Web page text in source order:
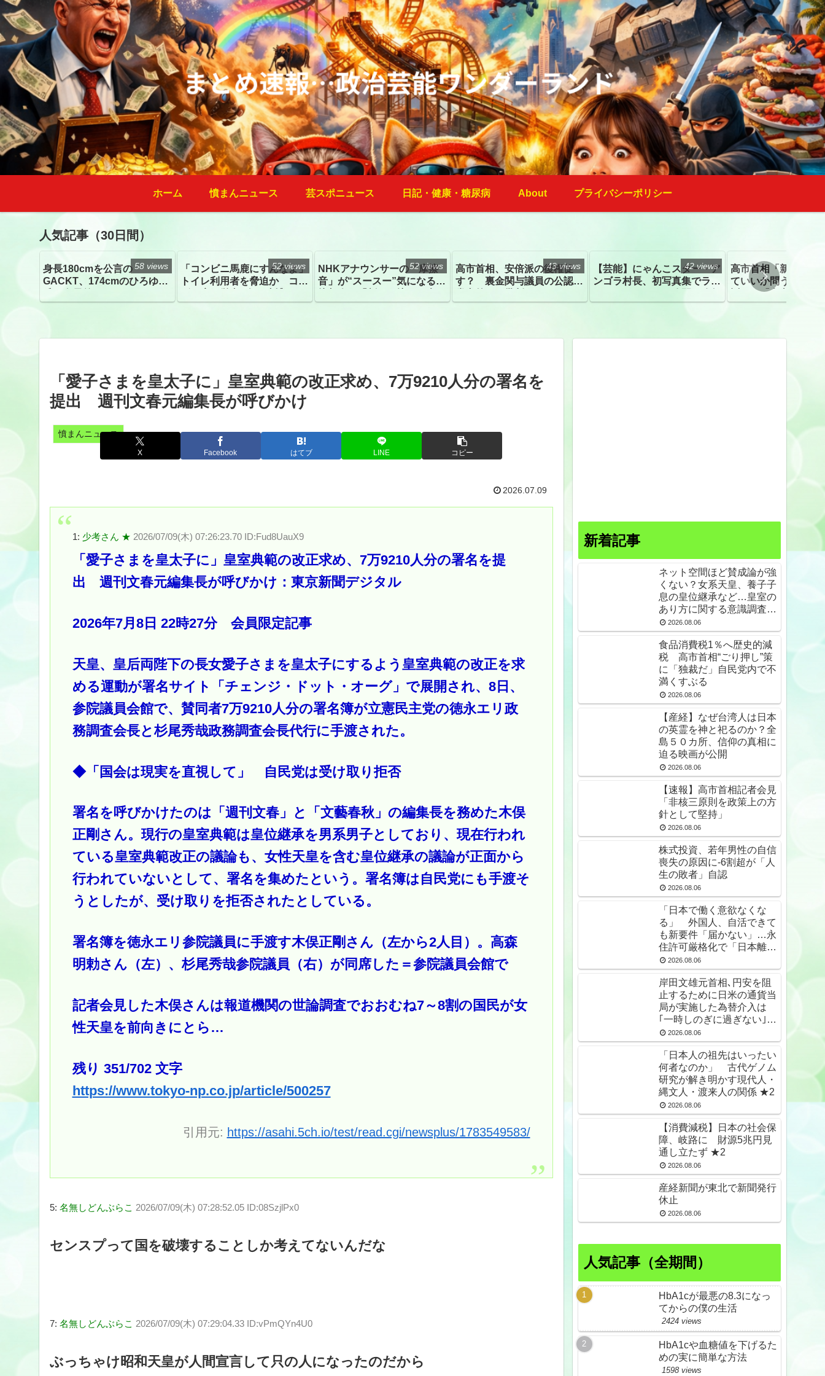
ホーム 憤まんニュース 芸スポニュース 日記・健康・糖尿病 About プライバシーポリシー
人気記事（30日間）
身長180cmを公言の
GACKT、174cmのひろゆき
トざわつき イベントでの写
58 views
「コンビニ馬鹿にすんなよ」
トイレ利用者を脅迫か コン
52 views
NHKアナウンサーの「摩擦
音」が“スースー”気になる指
聴こえる。聴きづらい」
52 views
高市首相、安倍派の復権促
す？ 裏金関与議員の公認、
43 views
【芸能】にゃんこスター・ア
ンゴラ村長、初写真集でラン
はデジタル写真集が異例の大
42 views
高市首相「新たな国
ていいか問う」 受
訴え！「高市自民に
「愛子さまを皇太子に」皇室典範の改正求め、7万9210人分の署名を
提出 週刊文春元編集長が呼びかけ
憤まんニュース
X Facebook はてブ LINE コピー
2026.07.09
1: 少考さん ★ 2026/07/09(木) 07:26:23.70 ID:Fud8UauX9
「愛子さまを皇太子に」皇室典範の改正求め、7万9210人分の署名を提
出 週刊文春元編集長が呼びかけ：東京新聞デジタル
2026年7月8日 22時27分 会員限定記事
天皇、皇后両陛下の長女愛子さまを皇太子にするよう皇室典範の改正を求
める運動が署名サイト「チェンジ・ドット・オーグ」で展開され、8日、
参院議員会館で、賛同者7万9210人分の署名簿が立憲民主党の徳永エリ政
務調査会長と杉尾秀哉政務調査会長代行に手渡された。
◆「国会は現実を直視して」 自民党は受け取り拒否
署名を呼びかけたのは「週刊文春」と「文藝春秋」の編集長を務めた木俣
正剛さん。現行の皇室典範は皇位継承を男系男子としており、現在行われ
ている皇室典範改正の議論も、女性天皇を含む皇位継承の議論が正面から
行われていないとして、署名を集めたという。署名簿は自民党にも手渡そ
うとしたが、受け取りを拒否されたとしている。
署名簿を徳永エリ参院議員に手渡す木俣正剛さん（左から2人目）。高森
明勅さん（左）、杉尾秀哉参院議員（右）が同席した＝参院議員会館で
記者会見した木俣さんは報道機関の世論調査でおおむね7～8割の国民が女
性天皇を前向きにとら…
残り 351/702 文字
https://www.tokyo-np.co.jp/article/500257
引用元: https://asahi.5ch.io/test/read.cgi/newsplus/1783549583/
5: 名無しどんぶらこ 2026/07/09(木) 07:28:52.05 ID:08SzjlPx0
センスプって国を破壊することしか考えてないんだな
7: 名無しどんぶらこ 2026/07/09(木) 07:29:04.33 ID:vPmQYn4U0
ぶっちゃけ昭和天皇が人間宣言して只の人になったのだから
新着記事
ネット空間ほど賛成論が強
くない？女系天皇、養子子
息の皇位継承など…皇室の
あり方に関する意識調査で
見えた意外な結果とは
2026.08.06
食品消費税1％へ歴史的減
税 高市首相“ごり押し”策
に「独裁だ」自民党内で不
満くすぶる
2026.08.06
【産経】なぜ台湾人は日本
の英霊を神と祀るのか？全
島５０カ所、信仰の真相に
迫る映画が公開
2026.08.06
【速報】高市首相記者会見
「非核三原則を政策上の方
針として堅持」
2026.08.06
株式投資、若年男性の自信
喪失の原因に-6割超が「人
生の敗者」自認
2026.08.06
「日本で働く意欲なくな
る」 外国人、自活できて
も新要件「届かない」…永
住許可厳格化で「日本離
れ」か ★4
2026.08.06
岸田文雄元首相､円安を阻
止するために日米の通貨当
局が実施した為替介入は
｢一時しのぎに過ぎない｣と
の認識を示す
2026.08.06
「日本人の祖先はいったい
何者なのか」 古代ゲノム
研究が解き明かす現代人・
縄文人・渡来人の関係 ★2
2026.08.06
【消費減税】日本の社会保
障、岐路に 財源5兆円見
通し立たず ★2
2026.08.06
産経新聞が東北で新聞発行
休止
2026.08.06
人気記事（全期間）
HbA1cが最悪の8.3になっ
てからの僕の生活
2424 views
HbA1cや血糖値を下げるた
めの実に簡単な方法
1598 views